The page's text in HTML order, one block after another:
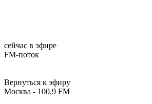
сейчас в эфире
FM-поток
Вернуться к эфиру
Москва - 100,9 FM